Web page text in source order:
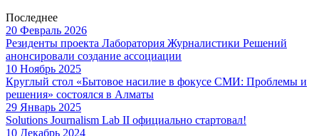
Последнее
20 Февраль 2026
Резиденты проекта Лаборатория Журналистики Решений
анонсировали создание ассоциации
10 Ноябрь 2025
Круглый стол «Бытовое насилие в фокусе СМИ: Проблемы и
решения» состоялся в Алматы
29 Январь 2025
Solutions Journalism Lab II официально стартовал!
10 Декабрь 2024